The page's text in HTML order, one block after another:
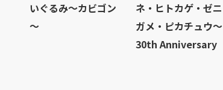
いぐるみ～カビゴン
～
ネ・ヒトカゲ・ゼニ
ガメ・ピカチュウ～
30th Anniversary